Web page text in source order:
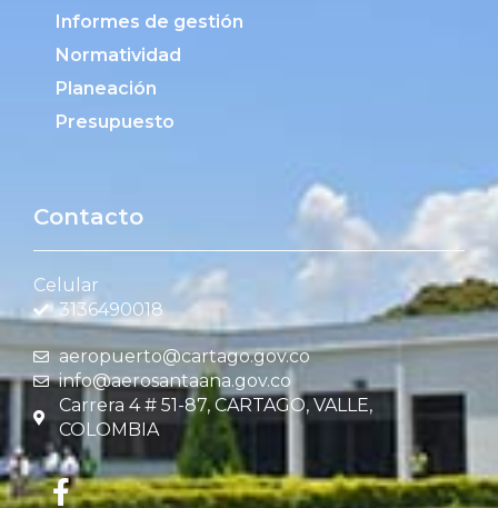
Informes de gestión
Normatividad
Planeación
Presupuesto
Contacto
Celular
3136490018
aeropuerto@cartago.gov.co
info@aerosantaana.gov.co
Carrera 4 # 51-87, CARTAGO, VALLE,
COLOMBIA